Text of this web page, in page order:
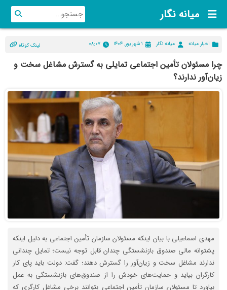
میانه نگار
اخبار میانه میانه نگار ۱ شهریور, ۱۴۰۴ ۰۸:۰۷ لینک کوتاه
چرا مسئولان تأمین اجتماعی تمایلی به گسترش مشاغل سخت و
زیان‌آور ندارند؟
مهدی اسماعیلی با بیان اینکه مسئولان سازمان تأمین اجتماعی به دلیل اینکه
پشتوانه مالی صندوق بازنشستگی چندان قابل توجه نیست؛ تمایل چندانی
ندارند مشاغل سخت و زیان‌آور را گسترش دهند؛ گفت: دولت باید پای کار
کارگران بیاید و حمایت‌های خودش را از صندوق‌های بازنشستگی به عمل
بیاورد تا مسئولان سازمان تأمین اجتماعی بتوانند برخی مشاغل کارگری که